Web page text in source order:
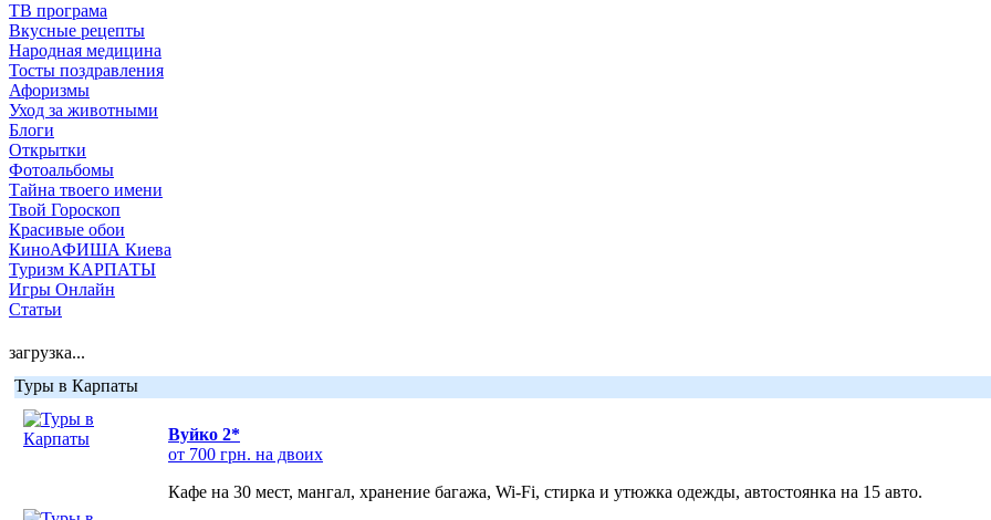
ТВ програма
Вкусные рецепты
Народная медицина
Тосты поздравления
Афоризмы
Уход за животными
Блоги
Открытки
Фотоальбомы
Тайна твоего имени
Твой Гороскоп
Красивые обои
КиноАФИША Киева
Туризм КАРПАТЫ
Игры Онлайн
Статьи
загрузка...
Туры в Карпаты
Вуйко 2*
от 700 грн. на двоих
Кафе на 30 мест, мангал, хранение багажа, Wi-Fi, стирка и утюжка одежды, автостоянка на 15 авто.